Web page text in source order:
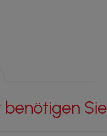
benötigen Sie